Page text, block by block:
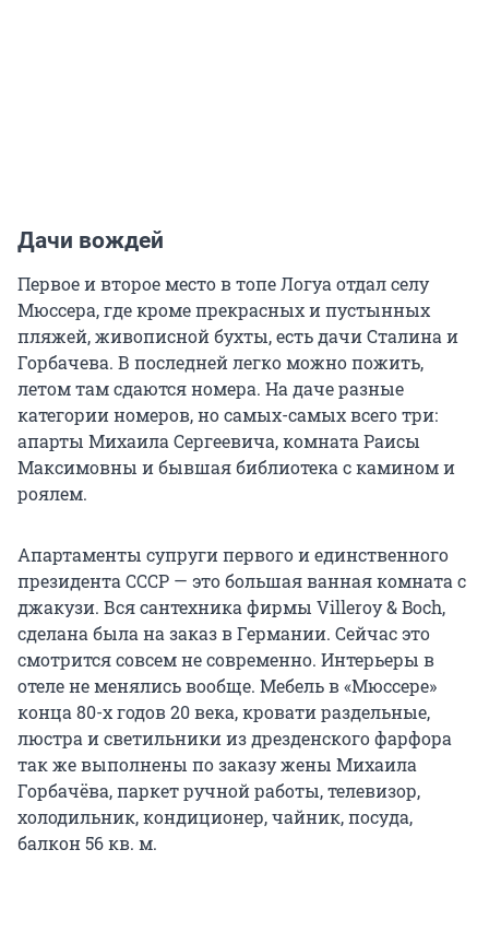
Дачи вождей
Первое и второе место в топе Логуа отдал селу
Мюссера, где кроме прекрасных и пустынных
пляжей, живописной бухты, есть дачи Сталина и
Горбачева. В последней легко можно пожить,
летом там сдаются номера. На даче разные
категории номеров, но самых-самых всего три:
апарты Михаила Сергеевича, комната Раисы
Максимовны и бывшая библиотека с камином и
роялем.
Апартаменты супруги первого и единственного
президента СССР — это большая ванная комната с
джакузи. Вся сантехника фирмы Villeroy & Boch,
сделана была на заказ в Германии. Сейчас это
смотрится совсем не современно. Интерьеры в
отеле не менялись вообще. Мебель в «Мюссере»
конца 80-х годов 20 века, кровати раздельные,
люстра и светильники из дрезденского фарфора
так же выполнены по заказу жены Михаила
Горбачёва, паркет ручной работы, телевизор,
холодильник, кондиционер, чайник, посуда,
балкон 56 кв. м.